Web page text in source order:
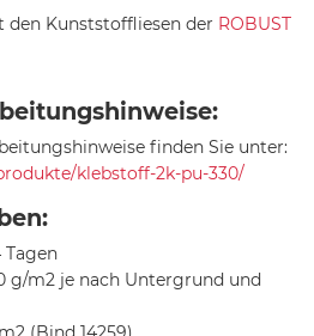
Kunststoffliesen der ROBUST
finden Sie unter:
klebstoff-2k-pu-330/
Tagen
g/m2 je nach Untergrund und